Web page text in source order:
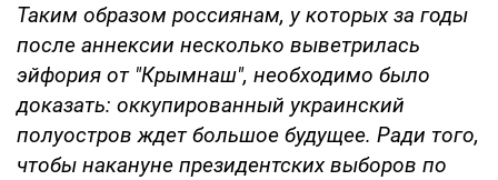
Таким образом россиянам, у которых за годы
после аннексии несколько выветрилась
эйфория от "Крымнаш", необходимо было
доказать: оккупированный украинский
полуостров ждет большое будущее. Ради того,
чтобы накануне президентских выборов по